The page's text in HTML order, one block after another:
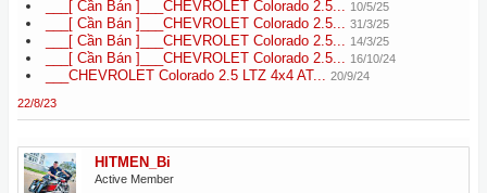
___[ Cần Bán ]___CHEVROLET Colorado 2.5... 10/5/25
___[ Cần Bán ]___CHEVROLET Colorado 2.5... 31/3/25
___[ Cần Bán ]___CHEVROLET Colorado 2.5... 14/3/25
___[ Cần Bán ]___CHEVROLET Colorado 2.5... 16/10/24
___CHEVROLET Colorado 2.5 LTZ 4x4 AT... 20/9/24
22/8/23
HITMEN_Bi
Active Member